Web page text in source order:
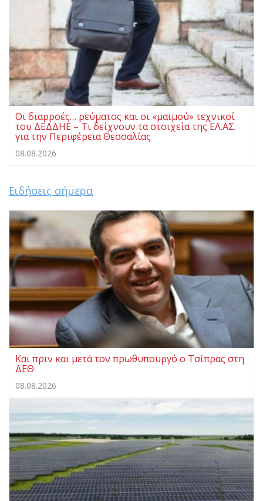
Οι διαρροές… ρεύματος και οι «μαϊμού» τεχνικοί
του ΔΕΔΔΗΕ – Τι δείχνουν τα στοιχεία της ΕΛ.ΑΣ.
για την Περιφέρεια Θεσσαλίας
08.08.2026
Ειδήσεις σήμερα
Και πριν και μετά τον πρωθυπουργό ο Τσίπρας στη
ΔΕΘ
08.08.2026